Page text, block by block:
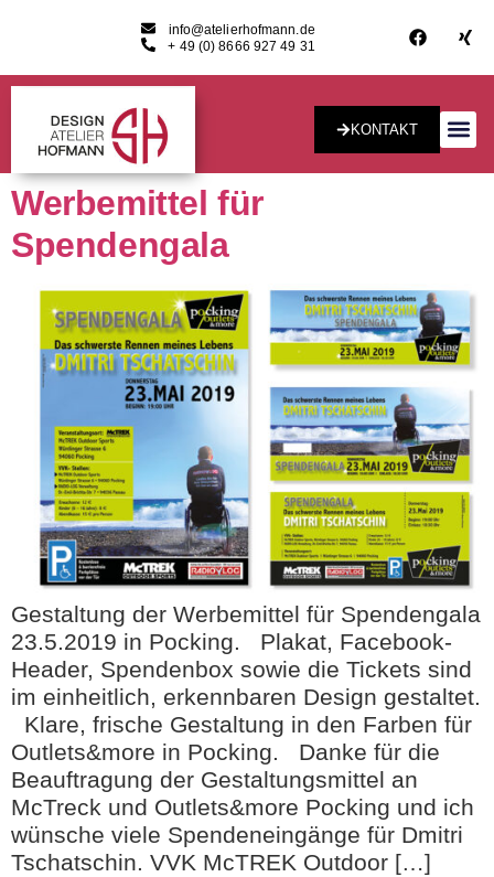
info@atelierhofmann.de
+ 49 (0) 8666 927 49 31
KONTAKT
Werbemittel für
Spendengala
Gestaltung der Werbemittel für Spendengala
23.5.2019 in Pocking. Plakat, Facebook-
Header, Spendenbox sowie die Tickets sind
im einheitlich, erkennbaren Design gestaltet.
Klare, frische Gestaltung in den Farben für
Outlets&more in Pocking. Danke für die
Beauftragung der Gestaltungsmittel an
McTreck und Outlets&more Pocking und ich
wünsche viele Spendeneingänge für Dmitri
Tschatschin. VVK McTREK Outdoor […]